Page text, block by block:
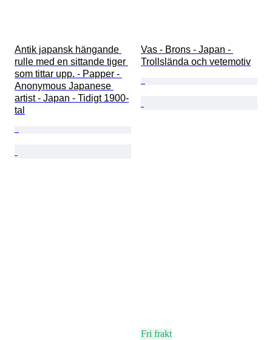
Antik japansk hängande
rulle med en sittande tiger
som tittar upp. - Papper -
Anonymous Japanese
artist - Japan - Tidigt 1900-
tal
Vas - Brons - Japan -
Trollslända och vetemotiv
Fri frakt